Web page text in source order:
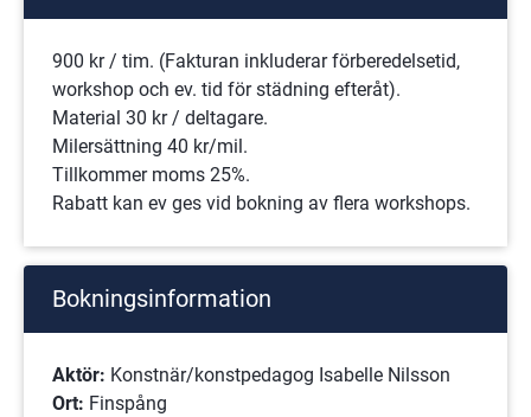
900 kr / tim. (Fakturan inkluderar förberedelsetid,
workshop och ev. tid för städning efteråt).
Material 30 kr / deltagare.
Milersättning 40 kr/mil.
Tillkommer moms 25%.
Rabatt kan ev ges vid bokning av flera workshops.
Bokningsinformation
Aktör: Konstnär/konstpedagog Isabelle Nilsson
Ort: Finspång